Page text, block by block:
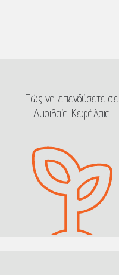
Πώς να επενδύσετε σε
Aμοιβαία Kεφάλαια